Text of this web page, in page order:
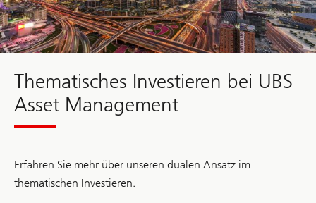
Thematisches Investieren bei UBS
Asset Management
Erfahren Sie mehr über unseren dualen Ansatz im
thematischen Investieren.